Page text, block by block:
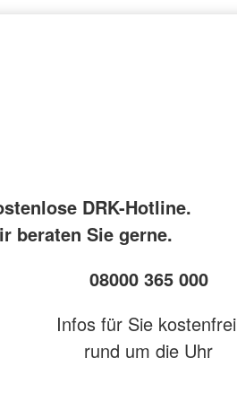
DRK-Hotline.
beraten Sie gerne.
08000 365 000
Infos für Sie kostenfrei
rund um die Uhr